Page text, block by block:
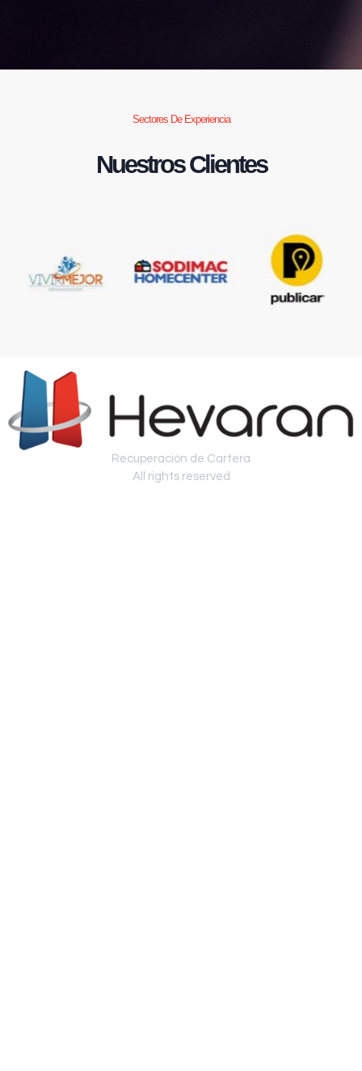
Sectores De Experiencia
Nuestros Clientes
Recuperación de Cartera
All rights reserved